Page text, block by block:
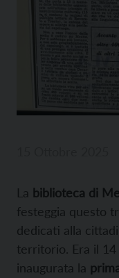
La biblioteca di
festeggia questo
dedicati alla
territorio. Era il
inaugurata la